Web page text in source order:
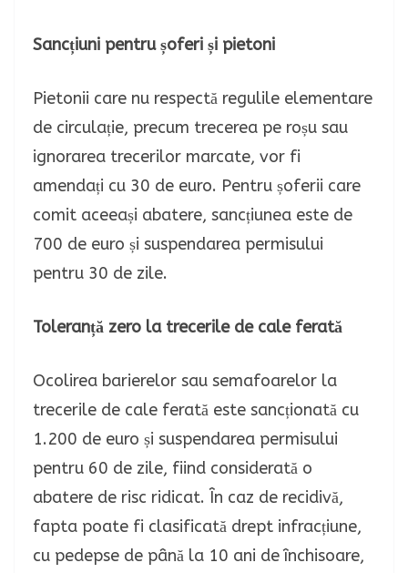
Sancțiuni pentru șoferi și pietoni
Pietonii care nu respectă regulile elementare
de circulație, precum trecerea pe roșu sau
ignorarea trecerilor marcate, vor fi
amendați cu 30 de euro. Pentru șoferii care
comit aceeași abatere, sancțiunea este de
700 de euro și suspendarea permisului
pentru 30 de zile.
Toleranță zero la trecerile de cale ferată
Ocolirea barierelor sau semafoarelor la
trecerile de cale ferată este sancționată cu
1.200 de euro și suspendarea permisului
pentru 60 de zile, fiind considerată o
abatere de risc ridicat. În caz de recidivă,
fapta poate fi clasificată drept infracțiune,
cu pedepse de până la 10 ani de închisoare,